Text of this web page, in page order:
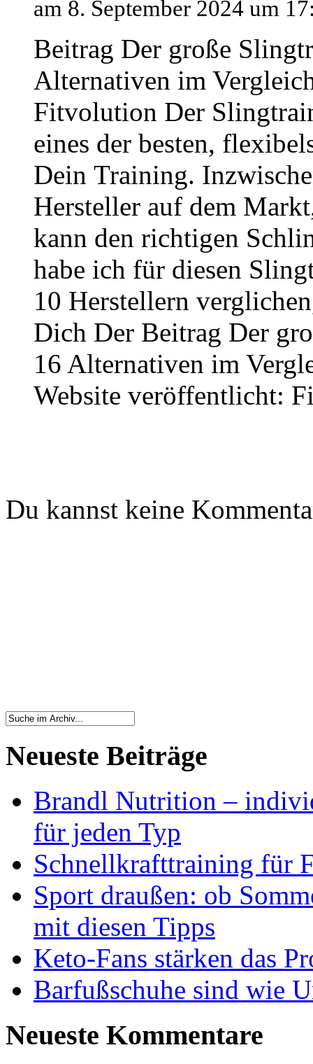
am 8. September 2024 um
Beitrag Der große
Alternativen im
Fitvolution Der
eines der besten,
Dein Training.
Hersteller auf dem
kann den richtigen
habe ich für diesen
10 Herstellern
Dich Der Beitrag Der
16 Alternativen im
Website veröffentlicht:
Du kannst keine
Neueste Beiträge
Brandl Nutrition –
für jeden Typ
Schnellkrafttraining für
Sport draußen: ob
mit diesen Tipps
Keto-Fans stärken das
Barfußschuhe sind wie
Neueste Kommentare